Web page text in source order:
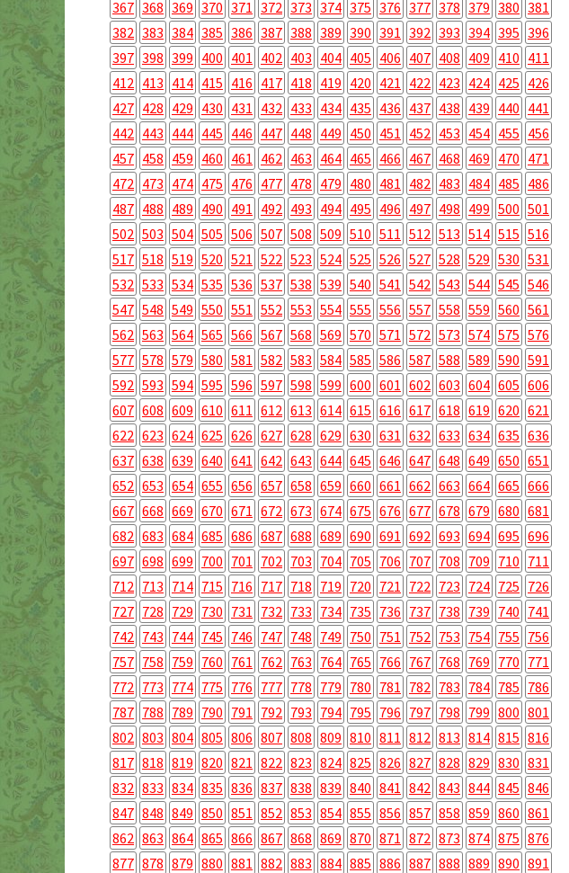
367 368 369 370 371 372 373 374 375 376 377 378 379 380 381
382 383 384 385 386 387 388 389 390 391 392 393 394 395 396
397 398 399 400 401 402 403 404 405 406 407 408 409 410 411
412 413 414 415 416 417 418 419 420 421 422 423 424 425 426
427 428 429 430 431 432 433 434 435 436 437 438 439 440 441
442 443 444 445 446 447 448 449 450 451 452 453 454 455 456
457 458 459 460 461 462 463 464 465 466 467 468 469 470 471
472 473 474 475 476 477 478 479 480 481 482 483 484 485 486
487 488 489 490 491 492 493 494 495 496 497 498 499 500 501
502 503 504 505 506 507 508 509 510 511 512 513 514 515 516
517 518 519 520 521 522 523 524 525 526 527 528 529 530 531
532 533 534 535 536 537 538 539 540 541 542 543 544 545 546
547 548 549 550 551 552 553 554 555 556 557 558 559 560 561
562 563 564 565 566 567 568 569 570 571 572 573 574 575 576
577 578 579 580 581 582 583 584 585 586 587 588 589 590 591
592 593 594 595 596 597 598 599 600 601 602 603 604 605 606
607 608 609 610 611 612 613 614 615 616 617 618 619 620 621
622 623 624 625 626 627 628 629 630 631 632 633 634 635 636
637 638 639 640 641 642 643 644 645 646 647 648 649 650 651
652 653 654 655 656 657 658 659 660 661 662 663 664 665 666
667 668 669 670 671 672 673 674 675 676 677 678 679 680 681
682 683 684 685 686 687 688 689 690 691 692 693 694 695 696
697 698 699 700 701 702 703 704 705 706 707 708 709 710 711
712 713 714 715 716 717 718 719 720 721 722 723 724 725 726
727 728 729 730 731 732 733 734 735 736 737 738 739 740 741
742 743 744 745 746 747 748 749 750 751 752 753 754 755 756
757 758 759 760 761 762 763 764 765 766 767 768 769 770 771
772 773 774 775 776 777 778 779 780 781 782 783 784 785 786
787 788 789 790 791 792 793 794 795 796 797 798 799 800 801
802 803 804 805 806 807 808 809 810 811 812 813 814 815 816
817 818 819 820 821 822 823 824 825 826 827 828 829 830 831
832 833 834 835 836 837 838 839 840 841 842 843 844 845 846
847 848 849 850 851 852 853 854 855 856 857 858 859 860 861
862 863 864 865 866 867 868 869 870 871 872 873 874 875 876
877 878 879 880 881 882 883 884 885 886 887 888 889 890 891